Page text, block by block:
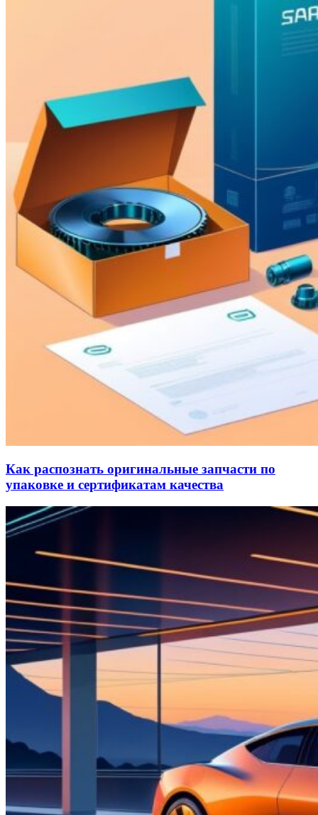
Как распознать оригинальные запчасти по
упаковке и сертификатам качества